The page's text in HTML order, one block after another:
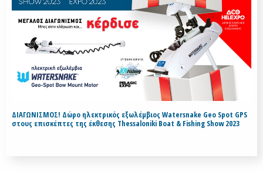
ΔΙΑΓΩΝΙΣΜΟΣ! Δώρο ηλεκτρικός εξωλέμβιος Watersnake Geo Spot GPS
στους επισκέπτες της έκθεσης Thessaloniki Boat & Fishing Show 2023